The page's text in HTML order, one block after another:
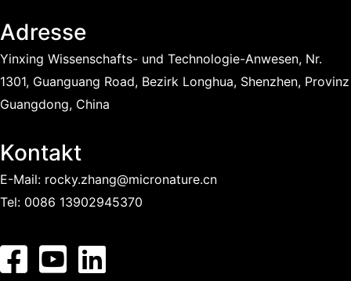
Adresse
Yinxing Wissenschafts- und Technologie-Anwesen, Nr.
1301, Guanguang Road, Bezirk Longhua, Shenzhen, Provinz
Guangdong, China
Kontakt
E-Mail: rocky.zhang@micronature.cn
Tel: 0086 13902945370